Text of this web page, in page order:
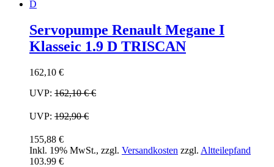
Servopumpe Renault Megane I
Klasseic 1.9 D TRISCAN
162,10 €
UVP: 162,10 €€
UVP: 192,90 €
155,88 €
Inkl. 19% MwSt., zzgl. Versandkosten zzgl. Altteilepfand
103.99 €